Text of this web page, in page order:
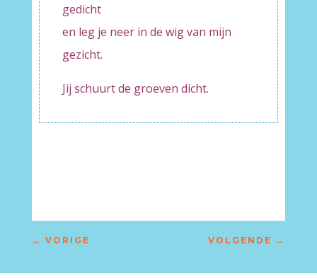
gedicht
en leg je neer in de wig van mijn
gezicht.
Jij schuurt de groeven dicht.
← VORIGE VOLGENDE →